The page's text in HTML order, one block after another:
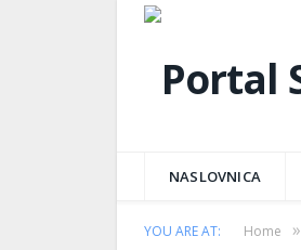
NASLOVNICA
YOU ARE AT: Home »